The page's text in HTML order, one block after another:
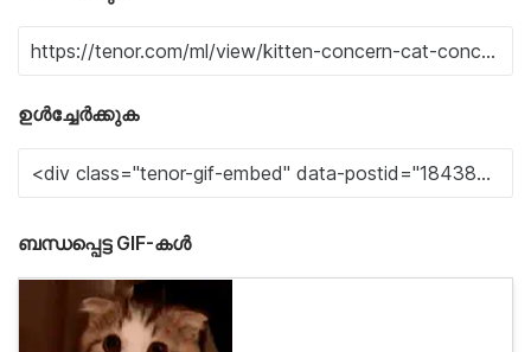
ഉൾച്ചേർക്കുക
ബന്ധപ്പെട്ട GIF-കൾ